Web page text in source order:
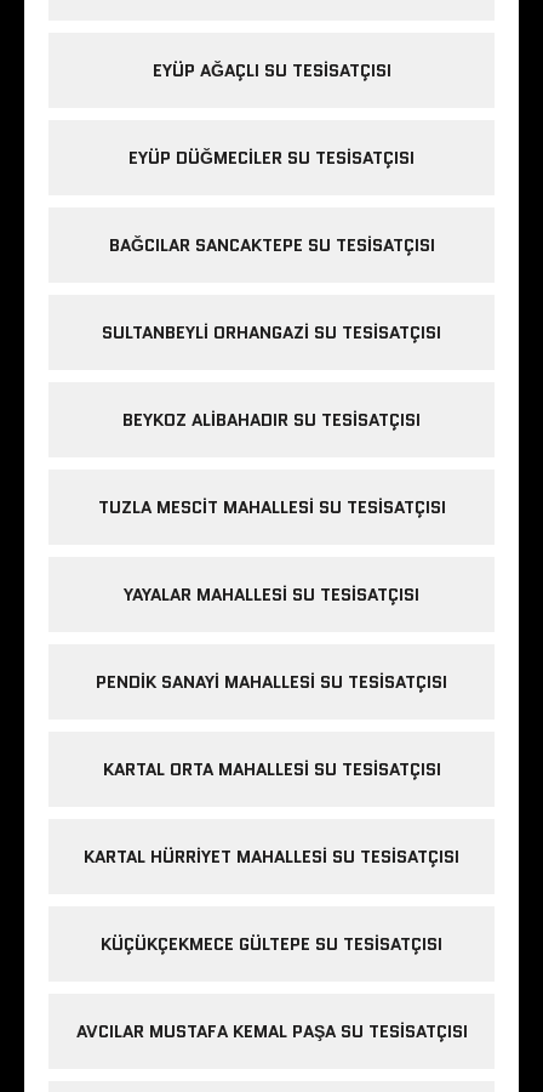
EYÜP AĞAÇLI SU TESISATÇISI
EYÜP DÜĞMECILER SU TESISATÇISI
BAĞCILAR SANCAKTEPE SU TESISATÇISI
SULTANBEYLI ORHANGAZI SU TESISATÇISI
BEYKOZ ALIBAHADIR SU TESISATÇISI
TUZLA MESCIT MAHALLESI SU TESISATÇISI
YAYALAR MAHALLESI SU TESISATÇISI
PENDIK SANAYI MAHALLESI SU TESISATÇISI
KARTAL ORTA MAHALLESI SU TESISATÇISI
KARTAL HÜRRIYET MAHALLESI SU TESISATÇISI
KÜÇÜKÇEKMECE GÜLTEPE SU TESISATÇISI
AVCILAR MUSTAFA KEMAL PAŞA SU TESISATÇISI